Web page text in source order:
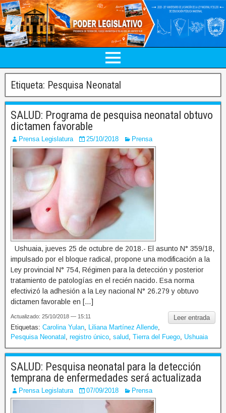
Etiqueta: Pesquisa Neonatal
SALUD: Programa de pesquisa neonatal obtuvo
dictamen favorable
Prensa Legislatura 25/10/2018 Prensa
Ushuaia, jueves 25 de octubre de 2018.- El asunto N° 359/18,
impulsado por el bloque radical, propone una modificación a la
Ley provincial N° 754, Régimen para la detección y posterior
tratamiento de patologías en el recién nacido. Esa norma
efectivizó la adhesión a la Ley nacional N° 26.279 y obtuvo
dictamen favorable en […]
Leer entrada
Actualizado: 25/10/2018 — 15:11
Etiquetas: Carolina Yulan Liliana Martínez Allende
Pesquisa Neonatal
registro único salud Tierra del Fuego Ushuaia
SALUD: Pesquisa neonatal para la detección
temprana de enfermedades será actualizada
Prensa Legislatura 07/09/2018 Prensa